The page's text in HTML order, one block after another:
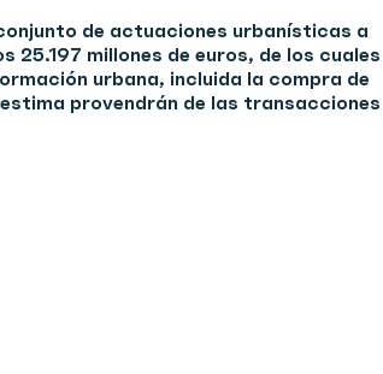
de actuaciones urbanísticas a
25.197 millones de euros, de los cuales
urbana, incluida la compra de
estima provendrán de las transacciones